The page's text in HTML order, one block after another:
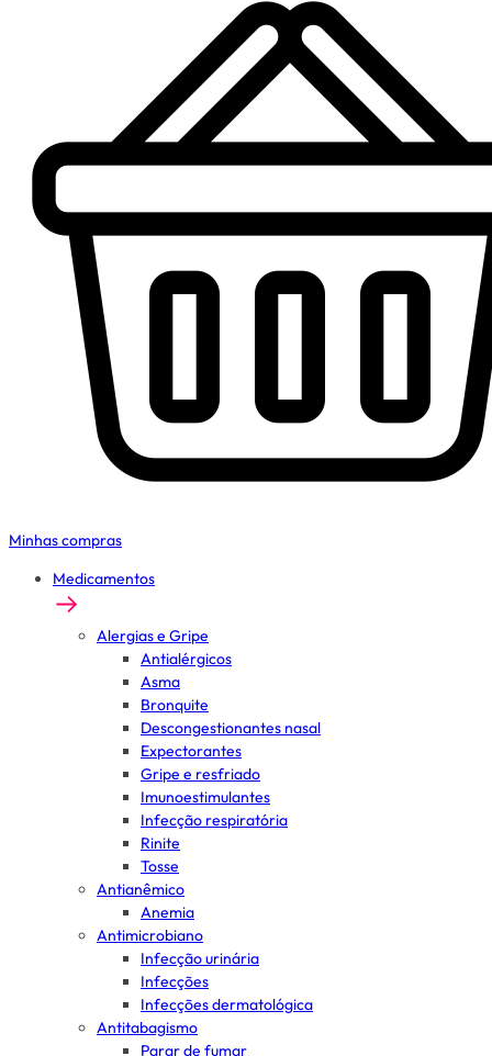
Minhas compras
Medicamentos
Alergias e Gripe
Antialérgicos
Asma
Bronquite
Descongestionantes nasal
Expectorantes
Gripe e resfriado
Imunoestimulantes
Infecção respiratória
Rinite
Tosse
Antianêmico
Anemia
Antimicrobiano
Infecção urinária
Infecções
Infecções dermatológica
Antitabagismo
Parar de fumar